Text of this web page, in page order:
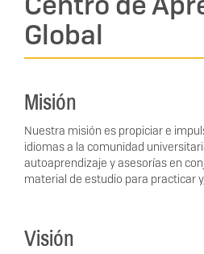
Global
Misión
Nuestra misión es propiciar e
idiomas a la comunidad
autoaprendizaje y asesorías en
material de estudio para practicar
Visión